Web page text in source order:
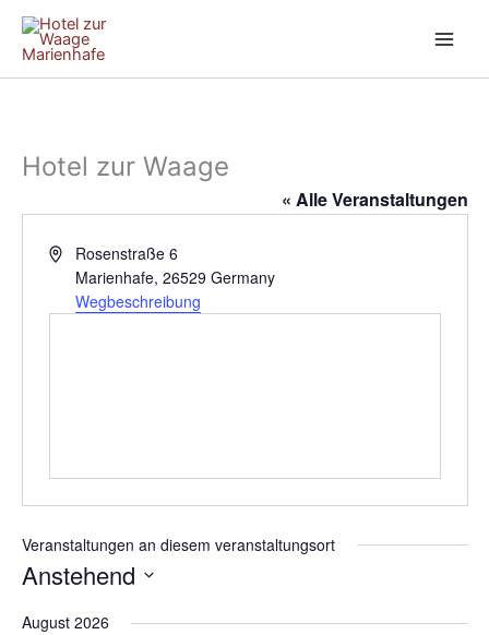
Zum
Inhalt
springen
Hotel zur Waage
« Alle Veranstaltungen
AdresseRosenstraße 6
Marienhafe, 26529 Germany
Wegbeschreibung
Veranstaltungen an diesem veranstaltungsort
Anstehend
wählen.
August 2026